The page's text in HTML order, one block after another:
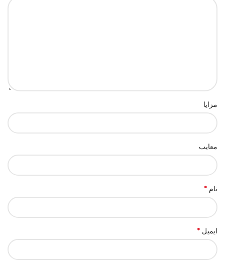
مزایا
معایب
نام *
ایمیل *